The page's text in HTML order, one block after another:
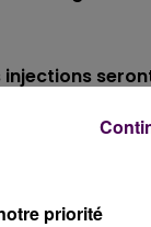
injections
comme
priorité